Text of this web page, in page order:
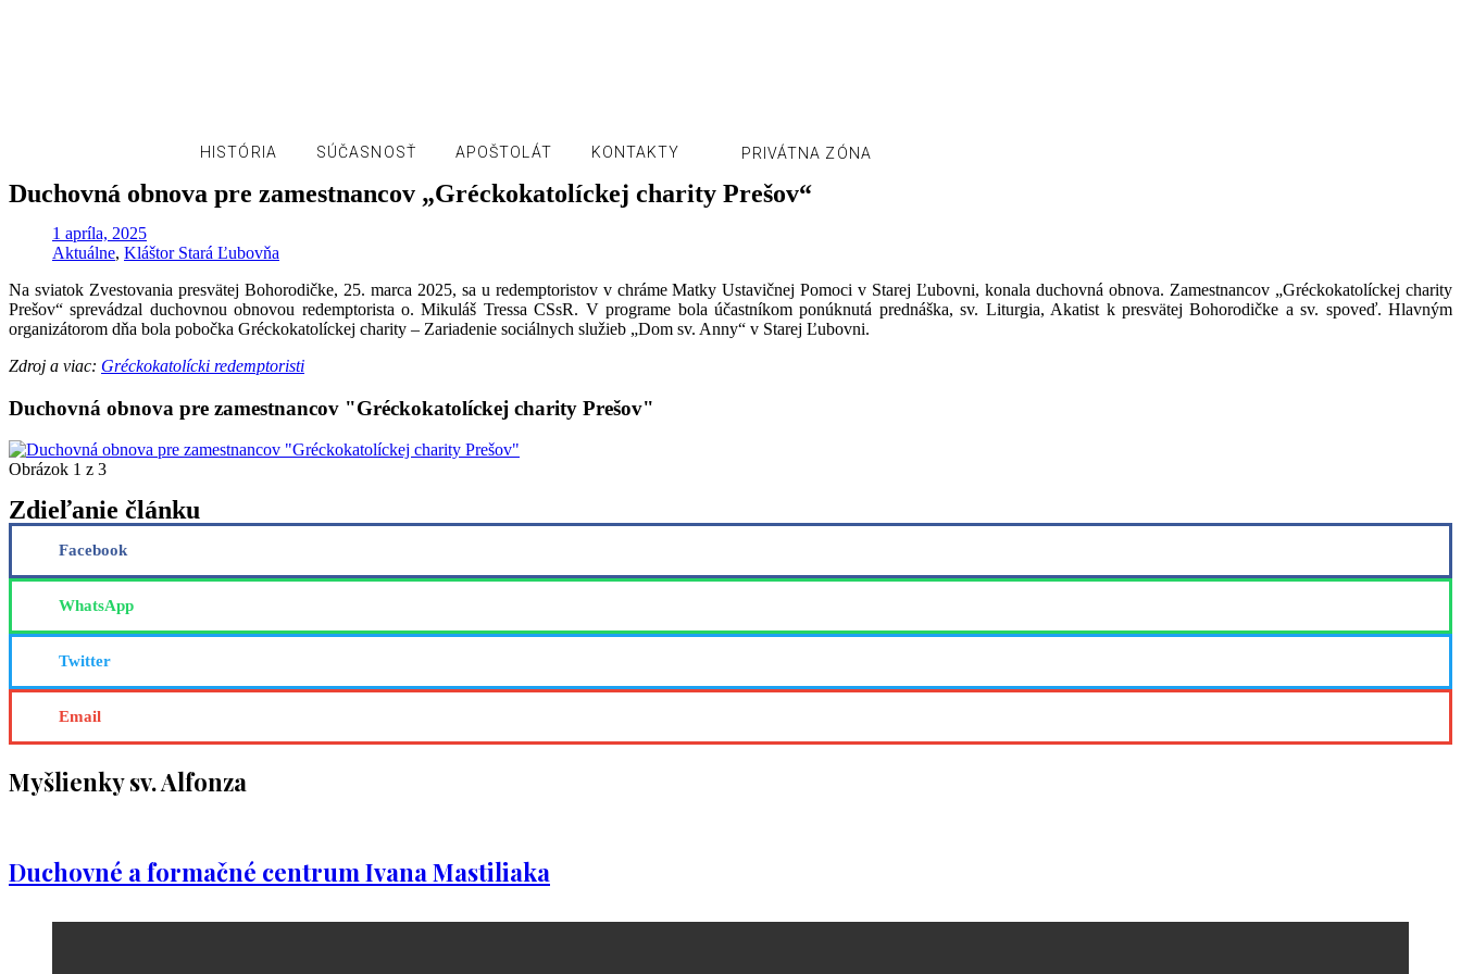
HISTÓRIA SÚČASNOSŤ APOŠTOLÁT KONTAKTY PRIVÁTNA ZÓNA
Duchovná obnova pre zamestnancov „Gréckokatolíckej charity Prešov“
1 apríla, 2025
Aktuálne, Kláštor Stará Ľubovňa
Na sviatok Zvestovania presvätej Bohorodičke, 25. marca 2025, sa u redemptoristov v chráme Matky Ustavičnej Pomoci v Starej Ľubovni, konala duchovná obnova. Zamestnancov „Gréckokatolíckej charity
Prešov“ sprevádzal duchovnou obnovou redemptorista o. Mikuláš Tressa CSsR. V programe bola účastníkom ponúknutá prednáška, sv. Liturgia, Akatist k presvätej Bohorodičke a sv. spoveď. Hlavným
organizátorom dňa bola pobočka Gréckokatolíckej charity – Zariadenie sociálnych služieb „Dom sv. Anny“ v Starej Ľubovni.
Zdroj a viac: Gréckokatolícki redemptoristi
Duchovná obnova pre zamestnancov "Gréckokatolíckej charity Prešov"
Obrázok 1 z 3
Zdieľanie článku
Facebook
WhatsApp
Twitter
Email
Myšlienky sv. Alfonza
Duchovné a formačné centrum Ivana Mastiliaka